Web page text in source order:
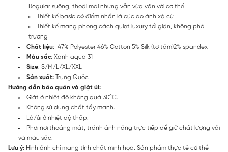
Regular suông, thoải mái nhưng vẫn vừa vặn với cơ thể
Thiết kế basic có điểm nhấn là cúc áo ánh xà cừ
Thiết kế mang phong cách quiet luxury tối giản, không phô
trương
Chất liệu: 47% Polyester 46% Cotton 5% Silk (tơ tằm)2% spandex
Màu sắc: Xanh aqua 31
Size: S/M/L/XL/XXL
Sản xuất: Trung Quốc
Hướng dẫn bảo quản và giặt ủi:
Giặt ở nhiệt độ không quá 30°C.
Không sử dụng chất tẩy mạnh.
Là/ủi ở nhiệt độ thấp.
Phơi nơi thoáng mát, tránh ánh nắng trực tiếp để giữ chất lượng vải
và màu sắc.
Lưu ý: Hình ảnh chỉ mang tính chất minh họa. Sản phẩm thực tế có thể